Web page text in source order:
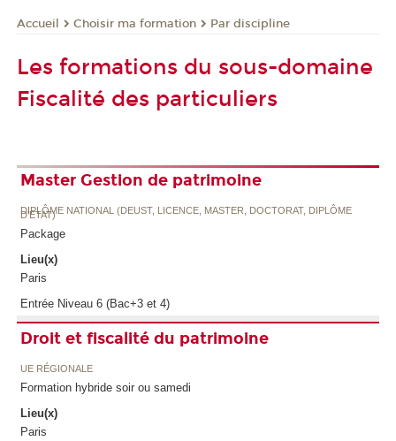
Accueil Choisir ma formation Par discipline
Les formations du sous-domaine
Fiscalité des particuliers
Master Gestion de patrimoine
DIPLÔME NATIONAL (DEUST, LICENCE, MASTER, DOCTORAT, DIPLÔME
D'ETAT)
Package
Lieu(x)
Paris
Entrée Niveau 6 (Bac+3 et 4)
Droit et fiscalité du patrimoine
UE RÉGIONALE
Formation hybride soir ou samedi
Lieu(x)
Paris